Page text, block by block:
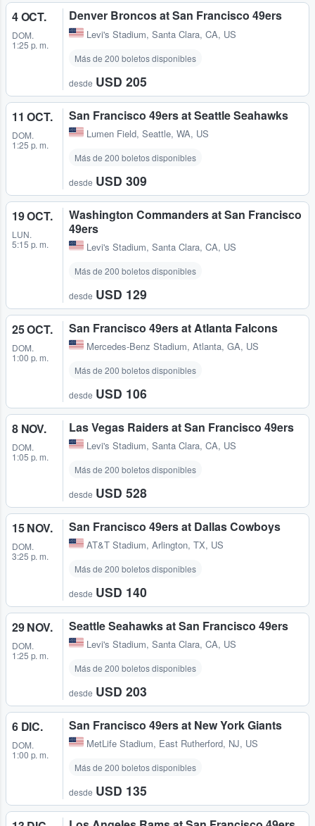
4 OCT.
DOM.
1:25 p. m.
Denver Broncos at San Francisco 49ers
Levi's Stadium, Santa Clara, CA, US
Más de 200 boletos disponibles
desde USD 205
11 OCT.
DOM.
1:25 p. m.
San Francisco 49ers at Seattle Seahawks
Lumen Field, Seattle, WA, US
Más de 200 boletos disponibles
desde USD 309
19 OCT.
LUN.
5:15 p. m.
Washington Commanders at San Francisco
49ers
Levi's Stadium, Santa Clara, CA, US
Más de 200 boletos disponibles
desde USD 129
25 OCT.
DOM.
1:00 p. m.
San Francisco 49ers at Atlanta Falcons
Mercedes-Benz Stadium, Atlanta, GA, US
Más de 200 boletos disponibles
desde USD 106
8 NOV.
DOM.
1:05 p. m.
Las Vegas Raiders at San Francisco 49ers
Levi's Stadium, Santa Clara, CA, US
Más de 200 boletos disponibles
desde USD 528
15 NOV.
DOM.
3:25 p. m.
San Francisco 49ers at Dallas Cowboys
AT&T Stadium, Arlington, TX, US
Más de 200 boletos disponibles
desde USD 140
29 NOV.
DOM.
1:25 p. m.
Seattle Seahawks at San Francisco 49ers
Levi's Stadium, Santa Clara, CA, US
Más de 200 boletos disponibles
desde USD 203
6 DIC.
DOM.
1:00 p. m.
San Francisco 49ers at New York Giants
MetLife Stadium, East Rutherford, NJ, US
Más de 200 boletos disponibles
desde USD 135